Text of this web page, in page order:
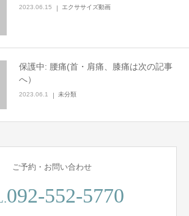
2023.06.15 エクササイズ動画
保護中: 腰痛(首・肩痛、膝痛は次の記事
へ）
2023.06.1 未分類
ご予約・お問い合わせ
092-552-5770